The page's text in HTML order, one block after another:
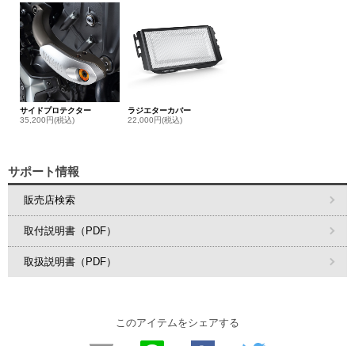
サイドプロテクター
35,200円(税込)
ラジエターカバー
22,000円(税込)
サポート情報
販売店検索
取付説明書（PDF）
取扱説明書（PDF）
このアイテムをシェアする